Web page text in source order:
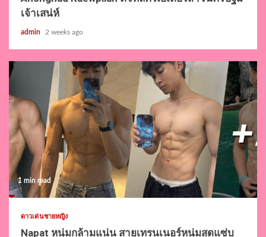
เจ้าเสน่ห์
admin 2 weeks ago
1 min read
ดาวเด่นชายหญิง
Napat หนุ่มกล้ามแน่น สายเทรนเนอร์หนุ่มสุดแซ่บ